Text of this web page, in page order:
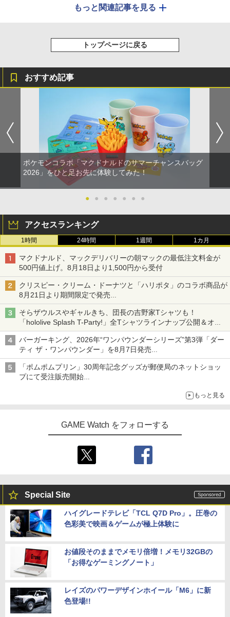
もっと関連記事を見る
トップページに戻る
おすすめ記事
ポケモンコラボ「マクドナルドのサマーチャンスバッグ
2026」をひと足お先に体験してみた！
● ● ● ● ● ● ●
アクセスランキング
1時間 24時間 1週間 1カ月
マクドナルド、マックデリバリーの朝マックの最低注文料金が
500円値上げ。8月18日より1,500円から受付
クリスピー・クリーム・ドーナツと「ハリポタ」のコラボ商品が
8月21日より期間限定で発売
組分け帽子ドーナツなど見た目も楽しい商品が登場
そらザウルスやギャルきち、団長の吉野家Tシャツも！
「hololive Splash T-Party!」全Tシャツラインナップ公開＆オン
ライン販売開始
バーガーキング、2026年“ワンパウンダーシリーズ”第3弾「ダー
ティ ザ・ワンパウンダー」を8月7日発売
「特製ガーリックマヨソース」を使用した超大型チーズバーガー
「ポムポムプリン」30周年記念グッズが郵便局のネットショッ
プにて受注販売開始
もっと見る
GAME Watch をフォローする
Special Site
ハイグレードテレビ「TCL Q7D Pro」。圧巻の
色彩美で映画＆ゲームが極上体験に
お値段そのままでメモリ倍増！メモリ32GBの
「お得なゲーミングノート」
レイズのパワーデザインホイール「M6」に新
色登場!!